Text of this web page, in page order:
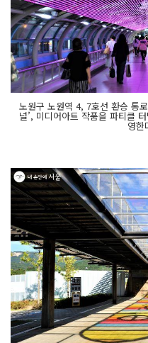
노원구 노원역 4, 7호선 환승 통
널’, 미디어아트 작품을 파티클
영